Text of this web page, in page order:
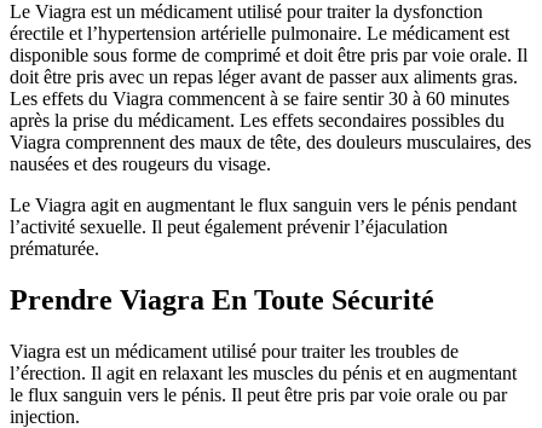
Le Viagra est un médicament utilisé pour traiter la dysfonction
érectile et l’hypertension artérielle pulmonaire. Le médicament est
disponible sous forme de comprimé et doit être pris par voie orale. Il
doit être pris avec un repas léger avant de passer aux aliments gras.
Les effets du Viagra commencent à se faire sentir 30 à 60 minutes
après la prise du médicament. Les effets secondaires possibles du
Viagra comprennent des maux de tête, des douleurs musculaires, des
nausées et des rougeurs du visage.
Le Viagra agit en augmentant le flux sanguin vers le pénis pendant
l’activité sexuelle. Il peut également prévenir l’éjaculation
prématurée.
Prendre Viagra En Toute Sécurité
Viagra est un médicament utilisé pour traiter les troubles de
l’érection. Il agit en relaxant les muscles du pénis et en augmentant
le flux sanguin vers le pénis. Il peut être pris par voie orale ou par
injection.